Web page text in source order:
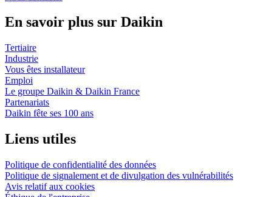
En savoir plus sur Daikin
Tertiaire
Industrie
Vous êtes installateur
Emploi
Le groupe Daikin & Daikin France
Partenariats
Daikin fête ses 100 ans
Liens utiles
Politique de confidentialité des données
Politique de signalement et de divulgation des vulnérabilités
Avis relatif aux cookies